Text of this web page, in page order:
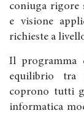
coniuga rigore
e visione
richieste a
Il programma
equilibrio tra
coprono tutti
informatica